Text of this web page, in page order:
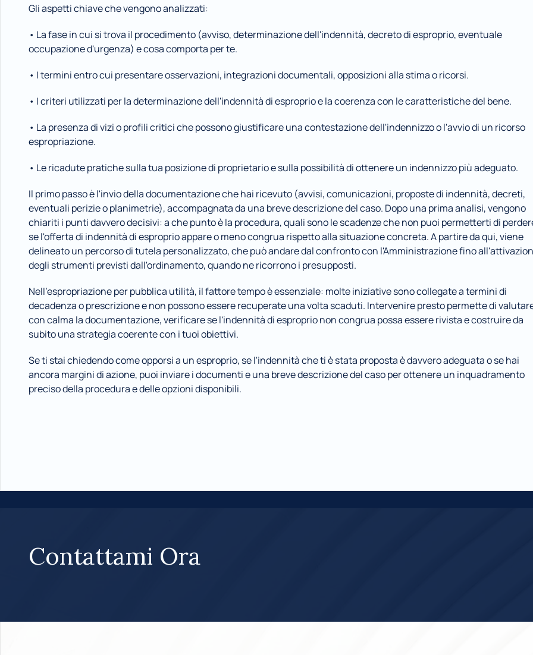
Gli aspetti chiave che vengono analizzati:
• La fase in cui si trova il procedimento (avviso, determinazione dell'indennità, decreto di esproprio, eventuale
occupazione d'urgenza) e cosa comporta per te.
• I termini entro cui presentare osservazioni, integrazioni documentali, opposizioni alla stima o ricorsi.
• I criteri utilizzati per la determinazione dell'indennità di esproprio e la coerenza con le caratteristiche del bene.
• La presenza di vizi o profili critici che possono giustificare una contestazione dell'indennizzo o l'avvio di un ricorso
espropriazione.
• Le ricadute pratiche sulla tua posizione di proprietario e sulla possibilità di ottenere un indennizzo più adeguato.
Il primo passo è l'invio della documentazione che hai ricevuto (avvisi, comunicazioni, proposte di indennità, decreti,
eventuali perizie o planimetrie), accompagnata da una breve descrizione del caso. Dopo una prima analisi, vengono
chiariti i punti davvero decisivi: a che punto è la procedura, quali sono le scadenze che non puoi permetterti di
se l'offerta di indennità di esproprio appare o meno congrua rispetto alla situazione concreta. A partire da qui, viene
delineato un percorso di tutela personalizzato, che può andare dal confronto con l'Amministrazione fino
degli strumenti previsti dall'ordinamento, quando ne ricorrono i presupposti.
Nell'espropriazione per pubblica utilità, il fattore tempo è essenziale: molte iniziative sono collegate a termini di
decadenza o prescrizione e non possono essere recuperate una volta scaduti. Intervenire presto permette di
con calma la documentazione, verificare se l'indennità di esproprio non congrua possa essere rivista e costruire da
subito una strategia coerente con i tuoi obiettivi.
Se ti stai chiedendo come opporsi a un esproprio, se l'indennità che ti è stata proposta è davvero adeguata o se hai
ancora margini di azione, puoi inviare i documenti e una breve descrizione del caso per ottenere un inquadramento
preciso della procedura e delle opzioni disponibili.
Contattami Ora